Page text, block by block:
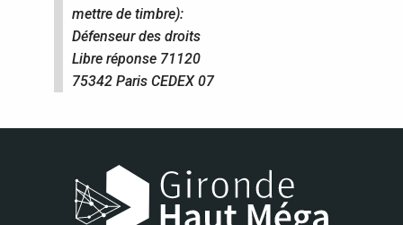
mettre de timbre):
Défenseur des droits
Libre réponse 71120
75342 Paris CEDEX 07